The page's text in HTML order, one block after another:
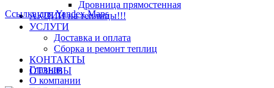
Дровница прямостенная
АКЦИИ на теплицы!!!
УСЛУГИ
Доставка и оплата
Сборка и ремонт теплиц
КОНТАКТЫ
ОТЗЫВЫ
Ссылка для Yandex Maps
Главная
О компании